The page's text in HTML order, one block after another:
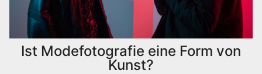
Ist Modefotografie eine Form von
Kunst?